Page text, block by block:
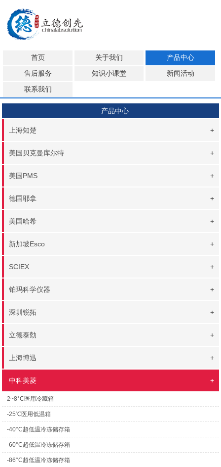
首页 关于我们 产品中心
售后服务 知识小课堂 新闻活动
联系我们
产品中心
上海知楚 +
美国贝克曼库尔特 +
美国PMS +
德国耶拿 +
美国哈希 +
新加坡Esco +
SCIEX +
铂玛科学仪器 +
深圳锐拓 +
立德泰勀 +
上海博迅 +
中科美菱 +
2~8°C医用冷藏箱
-25℃医用低温箱
-40°C超低温冷冻储存箱
-60°C超低温冷冻储存箱
-86°C超低温冷冻储存箱